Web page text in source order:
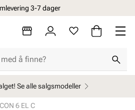
3-7 dager
Se alle salgsmodeller
6 EL C